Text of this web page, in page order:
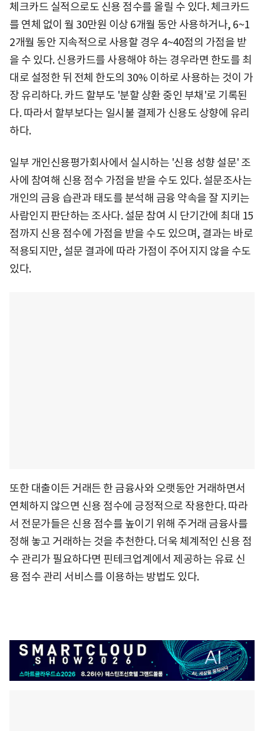
체크카드 실적으로도 신용 점수를 올릴 수 있다. 체크카드
를 연체 없이 월 30만원 이상 6개월 동안 사용하거나, 6~1
2개월 동안 지속적으로 사용할 경우 4~40점의 가점을 받
을 수 있다. 신용카드를 사용해야 하는 경우라면 한도를 최
대로 설정한 뒤 전체 한도의 30% 이하로 사용하는 것이 가
장 유리하다. 카드 할부도 '분할 상환 중인 부채'로 기록된
다. 따라서 할부보다는 일시불 결제가 신용도 상향에 유리
하다.
일부 개인신용평가회사에서 실시하는 '신용 성향 설문' 조
사에 참여해 신용 점수 가점을 받을 수도 있다. 설문조사는
개인의 금융 습관과 태도를 분석해 금융 약속을 잘 지키는
사람인지 판단하는 조사다. 설문 참여 시 단기간에 최대 15
점까지 신용 점수에 가점을 받을 수도 있으며, 결과는 바로
적용되지만, 설문 결과에 따라 가점이 주어지지 않을 수도
있다.
또한 대출이든 거래든 한 금융사와 오랫동안 거래하면서
연체하지 않으면 신용 점수에 긍정적으로 작용한다. 따라
서 전문가들은 신용 점수를 높이기 위해 주거래 금융사를
정해 놓고 거래하는 것을 추천한다. 더욱 체계적인 신용 점
수 관리가 필요하다면 핀테크업계에서 제공하는 유료 신
용 점수 관리 서비스를 이용하는 방법도 있다.